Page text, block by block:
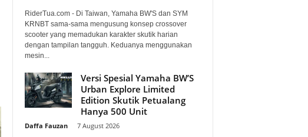
RiderTua.com - Di Taiwan, Yamaha BW'S dan SYM
KRNBT sama-sama mengusung konsep crossover
scooter yang memadukan karakter skutik harian
dengan tampilan tangguh. Keduanya menggunakan
mesin...
Versi Spesial Yamaha BW’S
Urban Explore Limited
Edition Skutik Petualang
Hanya 500 Unit
Daffa Fauzan 7 August 2026